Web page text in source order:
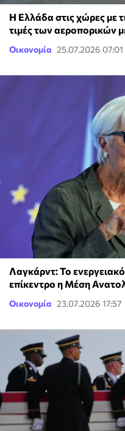
Η Ελλάδα στις χώρες με
τιμές των αεροπορικών
Οικονομία 25.07.2026 07:01
Λαγκάρντ: Το
επίκεντρο η Μέση
Οικονομία 23.07.2026 17:57